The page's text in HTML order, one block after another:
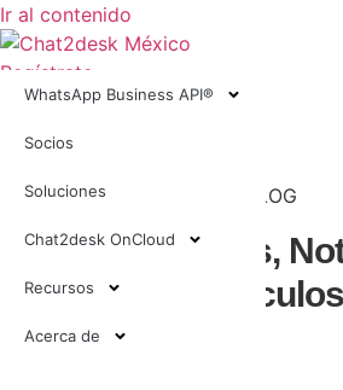
Ir al contenido
WhatsApp Business API®
Socios
Soluciones
Chat2desk OnCloud
Recursos
Acerca de
Regístrate
Ingresa
BLOG
Tendencias,
Artículos